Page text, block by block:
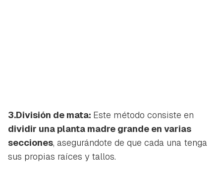
3.División de mata: Este método consiste en
dividir una planta madre grande en varias
secciones, asegurándote de que cada una tenga
sus propias raíces y tallos.